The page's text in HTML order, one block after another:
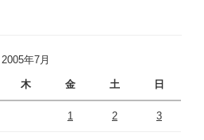
2005年7月
木 金 土 日
1 2 3